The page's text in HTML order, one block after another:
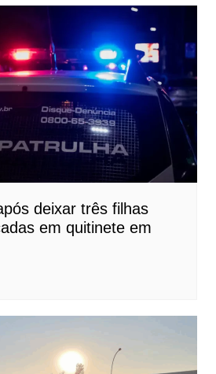
deixar três filhas
em quitinete em